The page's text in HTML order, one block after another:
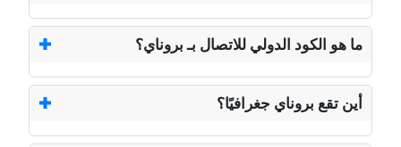
ما هو الكود الدولي للاتصال بـ بروناي؟
أين تقع بروناي جغرافيًا؟